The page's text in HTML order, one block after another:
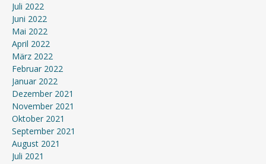
Juli 2022
Juni 2022
Mai 2022
April 2022
März 2022
Februar 2022
Januar 2022
Dezember 2021
November 2021
Oktober 2021
September 2021
August 2021
Juli 2021